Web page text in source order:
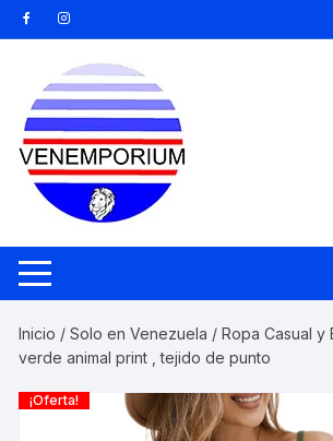
Saltar
al
contenido
Inicio /Solo en Venezuela /Ropa Casual y
verde animal print , tejido de punto
¡Oferta!